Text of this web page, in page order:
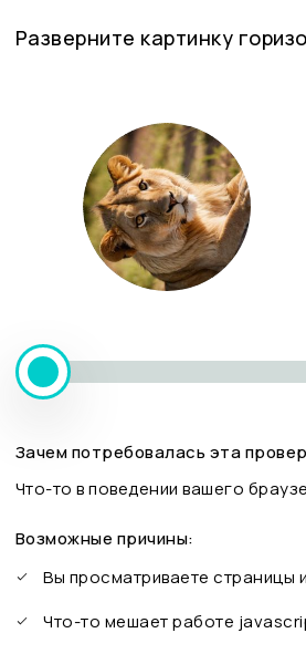
Разверните картинку
Зачем потребовалась эта
Что-то в поведении вашего
Возможные причины:
Вы просматриваете
Что-то мешает работе